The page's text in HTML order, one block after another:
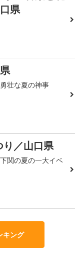
県
壮な夏の神事
り／山口県
関の夏の一大イベ
キング